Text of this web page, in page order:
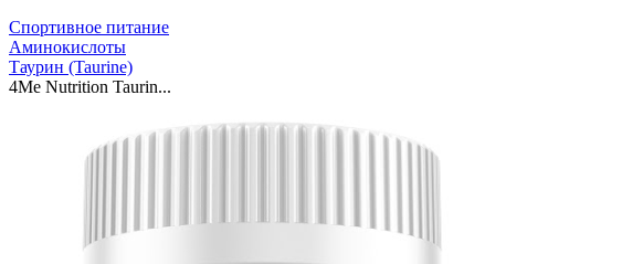
Спортивное питание
Аминокислоты
Таурин (Taurine)
4Me Nutrition Taurin...